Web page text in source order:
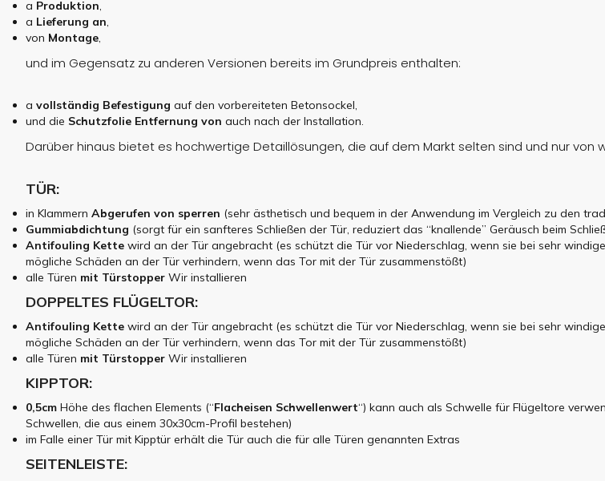
a Produktion,
a Lieferung an,
von Montage,
und im Gegensatz zu anderen Versionen bereits im Grundpreis enthalten:
a vollständig Befestigung auf den vorbereiteten Betonsockel,
und die Schutzfolie Entfernung von auch nach der Installation.
Darüber hinaus bietet es hochwertige Detaillösungen, die auf dem Markt selten sind und nur
TÜR:
in Klammern Abgerufen von sperren (sehr ästhetisch und bequem in der Anwendung im Vergleich zu den
Gummiabdichtung (sorgt für ein sanfteres Schließen der Tür, reduziert das “knallende” Geräusch beim
Antifouling Kette wird an der Tür angebracht (es schützt die Tür vor Niederschlag, wenn sie bei sehr
mögliche Schäden an der Tür verhindern, wenn das Tor mit der Tür zusammenstößt)
alle Türen mit Türstopper Wir installieren
DOPPELTES FLÜGELTOR:
Antifouling Kette wird an der Tür angebracht (es schützt die Tür vor Niederschlag, wenn sie bei sehr
mögliche Schäden an der Tür verhindern, wenn das Tor mit der Tür zusammenstößt)
alle Türen mit Türstopper Wir installieren
KIPPTOR:
0,5cm Höhe des flachen Elements (“Flacheisen Schwellenwert“) kann auch als Schwelle für Flügeltore
Schwellen, die aus einem 30x30cm-Profil bestehen)
im Falle einer Tür mit Kipptür erhält die Tür auch die für alle Türen genannten Extras
SEITENLEISTE: